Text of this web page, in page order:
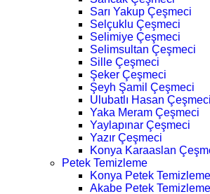
Sarı Yakup Çeşmeci
Selçuklu Çeşmeci
Selimiye Çeşmeci
Selimsultan Çeşmeci
Sille Çeşmeci
Şeker Çeşmeci
Şeyh Şamil Çeşmeci
Ulubatlı Hasan Çeşmeci
Yaka Meram Çeşmeci
Yaylapınar Çeşmeci
Yazır Çeşmeci
Konya Karaaslan
Petek Temizleme
Konya Petek Temizleme
Akabe Petek Temizleme